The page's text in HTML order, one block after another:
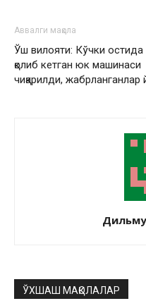
Аввалги мақола
Ўш вилояти: Кўчки остида
қолиб кетган юк машинаси
чиқарилди, жабрланганлар
ЎХШАШ МАҚОЛАЛАР